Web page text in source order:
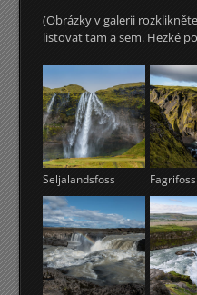
(Obrázky v galerii
listovat tam a sem. Hezké
Seljalandsfoss Fagrifoss